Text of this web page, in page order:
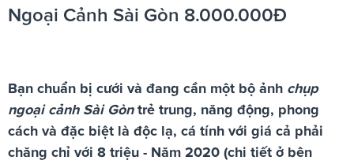
Ngoại Cảnh Sài Gòn 8.000.000Đ
Bạn chuẩn bị cưới và đang cần một bộ ảnh chụp
ngoại cảnh Sài Gòntrẻ trung, năng động, phong
cách và đặc biệt là độc lạ, cá tính với giá cả phải
chăng chỉ với 8 triệu - Năm 2020 (chi tiết ở bên